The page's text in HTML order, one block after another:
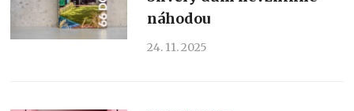
náhodou
24. 11. 2025